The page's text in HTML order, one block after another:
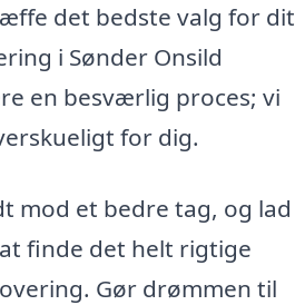
det bedste valg for dit
i Sønder Onsild
en besværlig proces; vi
for dig.
mod et bedre tag, og lad
finde det helt rigtige
Gør drømmen til